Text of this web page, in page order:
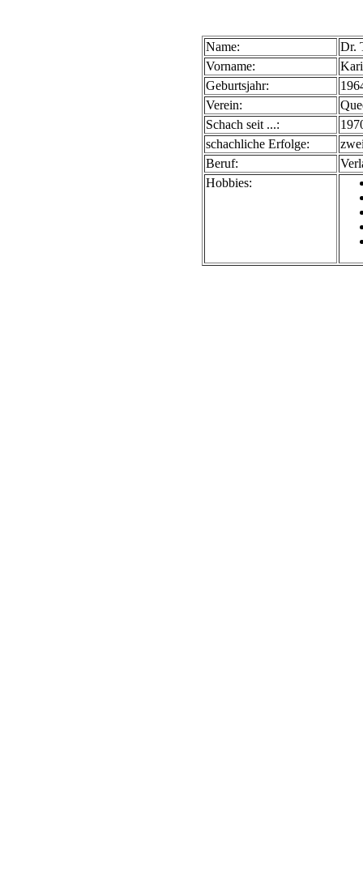
Name:
Dr.
Vorname:
Geburtsjahr:
Verein:
Schach seit ...:
schachliche Erfolge:
Beruf:
Hobbies: